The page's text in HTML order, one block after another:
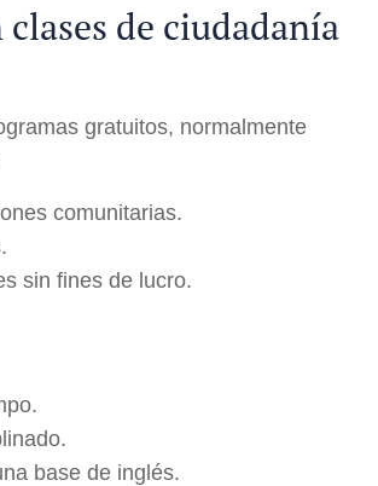
clases de ciudadanía
gratuitos, normalmente
comunitarias.
sin fines de lucro.
base de inglés.